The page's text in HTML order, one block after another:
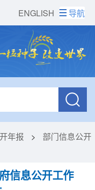
ENGLISH 导航
年报 >
部门信息公开
信息公开工作